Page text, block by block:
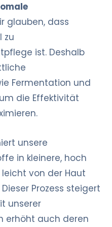
glauben, dass
zu
ist. Deshalb
Fermentation und
die Effektivität
unsere
in kleinere, hoch
von der Haut
Prozess steigert
unserer
erhöht auch deren